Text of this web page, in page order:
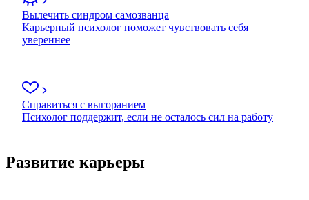
Вылечить синдром самозванца
Карьерный психолог поможет чувствовать себя
увереннее
Справиться с выгоранием
Психолог поддержит, если не осталось сил на работу
Развитие карьеры